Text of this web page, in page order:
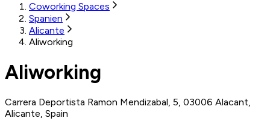
Coworking Spaces
Spanien
Alicante
Aliworking
Aliworking
Carrera Deportista Ramon Mendizabal, 5, 03006 Alacant,
Alicante, Spain